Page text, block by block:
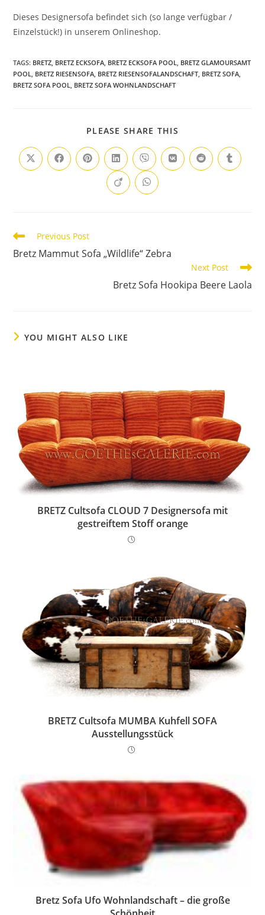
Dieses Designersofa befindet sich (so lange verfügbar /
Einzelstück!) in unserem Onlineshop.
TAGS: BRETZ, BRETZ ECKSOFA, BRETZ ECKSOFA POOL, BRETZ GLAMOURSAMT
POOL, BRETZ RIESENSOFA, BRETZ RIESENSOFALANDSCHAFT, BRETZ SOFA,
BRETZ SOFA POOL, BRETZ SOFA WOHNLANDSCHAFT
PLEASE SHARE THIS
Previous Post
Bretz Mammut Sofa „Wildlife“ Zebra
Next Post
Bretz Sofa Hookipa Beere Laola
YOU MIGHT ALSO LIKE
BRETZ Cultsofa CLOUD 7 Designersofa mit
gestreiftem Stoff orange
BRETZ Cultsofa MUMBA Kuhfell SOFA
Ausstellungsstück
Bretz Sofa Ufo Wohnlandschaft – die große